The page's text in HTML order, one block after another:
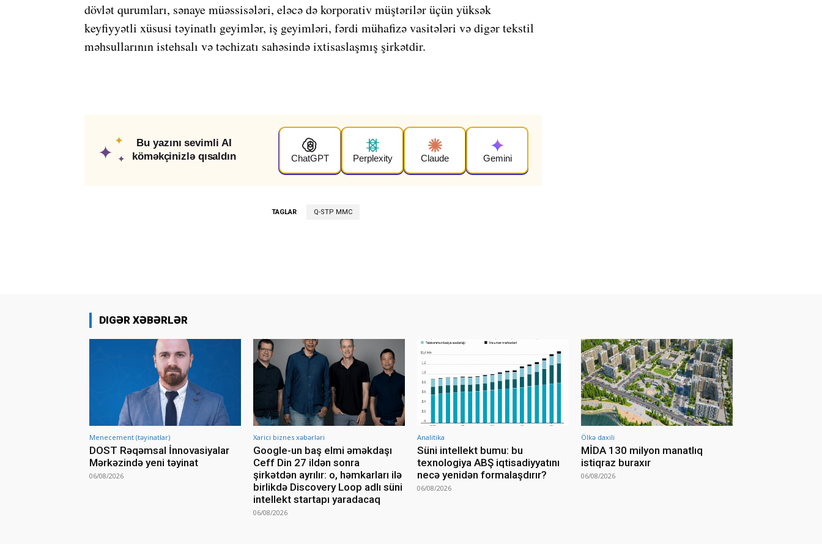
dövlət qurumları, sənaye müəssisələri, eləcə də korporativ müştərilər üçün yüksək
keyfiyyətli xüsusi təyinatlı geyimlər, iş geyimləri, fərdi mühafizə vasitələri və digər tekstil
məhsullarının istehsalı və təchizatı sahəsində ixtisaslaşmış şirkətdir.
✦
✦
✦
Bu yazını sevimli AI
köməkçinizlə qısaldın
ChatGPT Perplexity Claude Gemini
TAGLAR Q-STP MMC
DIGƏR XƏBƏRLƏR
Menecement (təyinatlar)
DOST Rəqəmsal İnnovasiyalar
Mərkəzində yeni təyinat
06/08/2026
Xarici biznes xəbərləri
Google-un baş elmi əməkdaşı
Ceff Din 27 ildən sonra
şirkətdən ayrılır: o, həmkarları ilə
birlikdə Discovery Loop adlı süni
intellekt startapı yaradacaq
06/08/2026
Analitika
Süni intellekt bumu: bu
texnologiya ABŞ iqtisadiyyatını
necə yenidən formalaşdırır?
06/08/2026
Ölkə daxili
MİDA 130 milyon manatlıq
istiqraz buraxır
06/08/2026